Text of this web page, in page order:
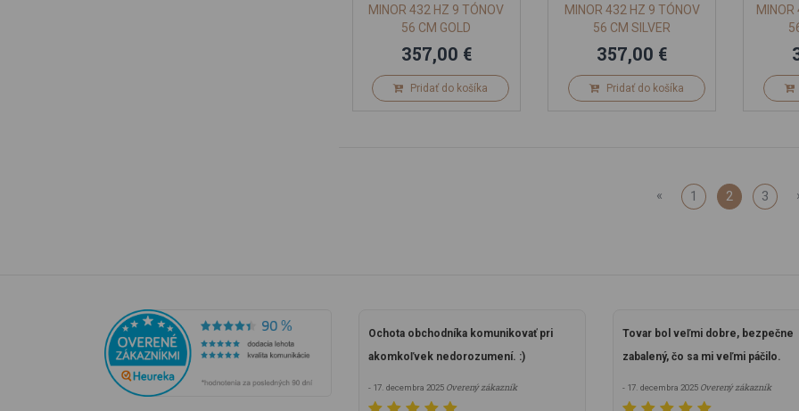
MINOR 432 HZ 9 TÓNOV
56 CM GOLD
357,00 €
Pridať do košíka
MINOR 432 HZ 9 TÓNOV
56 CM SILVER
357,00 €
Pridať do košíka
« 1 2 3
Ochota obchodníka komunikovať pri
akomkoľvek nedorozumení. :)
- 17. decembra 2025 Overený zákazník
Tovar bol veľmi dobre, bezpečne
zabalený, čo sa mi veľmi páčilo.
- 17. decembra 2025 Overený zákazník